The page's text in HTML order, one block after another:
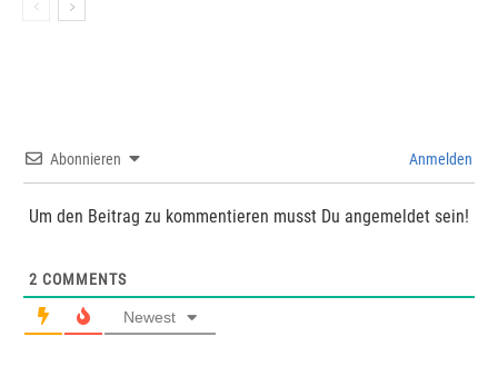
Abonnieren Anmelden
Um den Beitrag zu kommentieren musst Du angemeldet sein!
2 COMMENTS
Newest